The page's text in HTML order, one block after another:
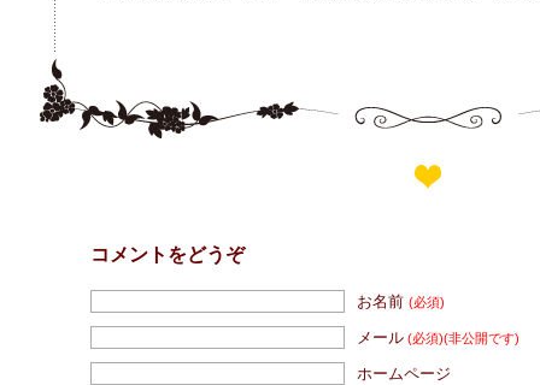
コメントをどうぞ
お名前(必須)
メール (必須)(非公開です)
ホームページ